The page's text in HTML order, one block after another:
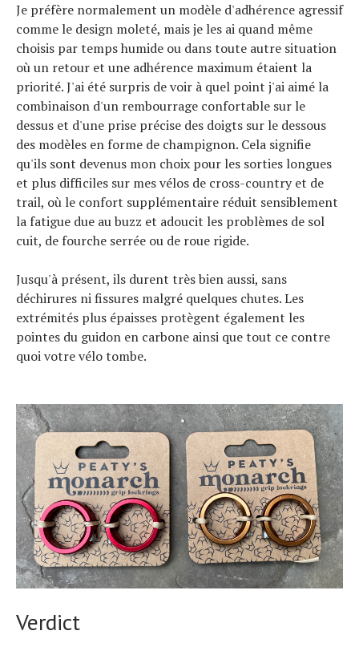
Je préfère normalement un modèle d'adhérence agressif
comme le design moleté, mais je les ai quand même
choisis par temps humide ou dans toute autre situation
où un retour et une adhérence maximum étaient la
priorité. J'ai été surpris de voir à quel point j'ai aimé la
combinaison d'un rembourrage confortable sur le
dessus et d'une prise précise des doigts sur le dessous
des modèles en forme de champignon. Cela signifie
qu'ils sont devenus mon choix pour les sorties longues
et plus difficiles sur mes vélos de cross-country et de
trail, où le confort supplémentaire réduit sensiblement
la fatigue due au buzz et adoucit les problèmes de sol
cuit, de fourche serrée ou de roue rigide.
Jusqu'à présent, ils durent très bien aussi, sans
déchirures ni fissures malgré quelques chutes. Les
extrémités plus épaisses protègent également les
pointes du guidon en carbone ainsi que tout ce contre
quoi votre vélo tombe.
Verdict